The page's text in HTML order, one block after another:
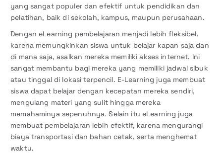
yang sangat populer dan efektif untuk pendidikan dan
pelatihan, baik di sekolah, kampus, maupun perusahaan.
Dengan eLearning pembelajaran menjadi lebih fleksibel,
karena memungkinkan siswa untuk belajar kapan saja dan
di mana saja, asalkan mereka memiliki akses internet. Ini
sangat membantu bagi mereka yang memiliki jadwal sibuk
atau tinggal di lokasi terpencil. E-Learning juga membuat
siswa dapat belajar dengan kecepatan mereka sendiri,
mengulang materi yang sulit hingga mereka
memahaminya sepenuhnya. Selain itu eLearning juga
membuat pembelajaran lebih efektif, karena mengurangi
biaya transportasi dan bahan cetak, serta menghemat
waktu.